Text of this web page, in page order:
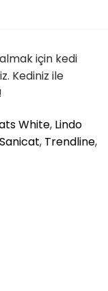
için kedi
Kediniz ile
White, Lindo
Sanicat, Trendline,